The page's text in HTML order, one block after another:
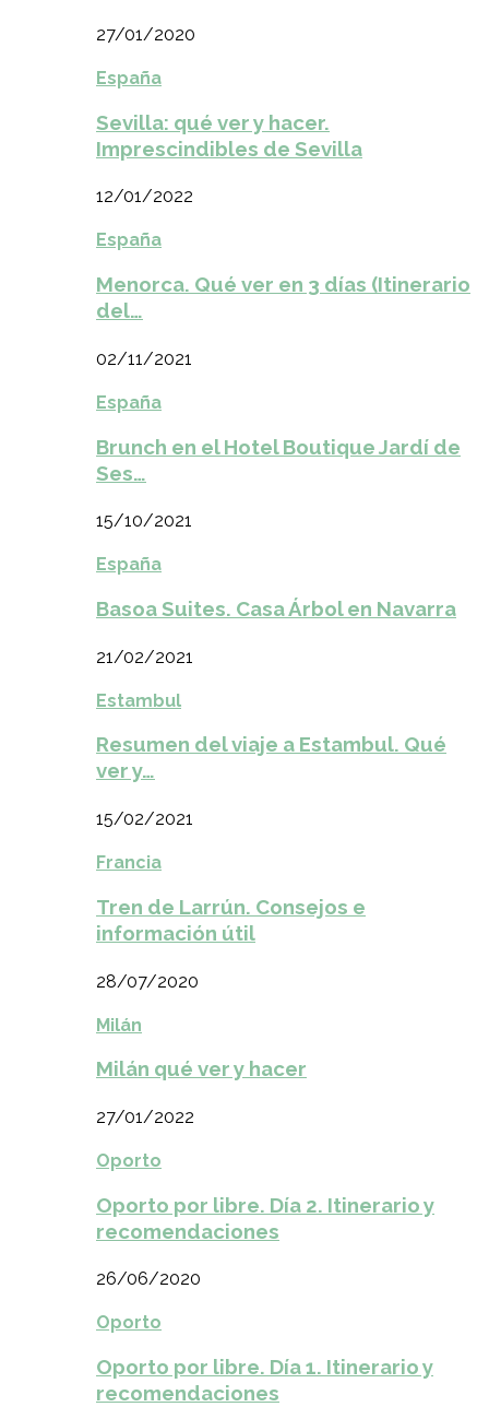
27/01/2020
España
Sevilla: qué ver y hacer.
Imprescindibles de Sevilla
12/01/2022
España
Menorca. Qué ver en 3 días (Itinerario
del…
02/11/2021
España
Brunch en el Hotel Boutique Jardí de
Ses…
15/10/2021
España
Basoa Suites. Casa Árbol en Navarra
21/02/2021
Estambul
Resumen del viaje a Estambul. Qué
ver y…
15/02/2021
Francia
Tren de Larrún. Consejos e
información útil
28/07/2020
Milán
Milán qué ver y hacer
27/01/2022
Oporto
Oporto por libre. Día 2. Itinerario y
recomendaciones
26/06/2020
Oporto
Oporto por libre. Día 1. Itinerario y
recomendaciones